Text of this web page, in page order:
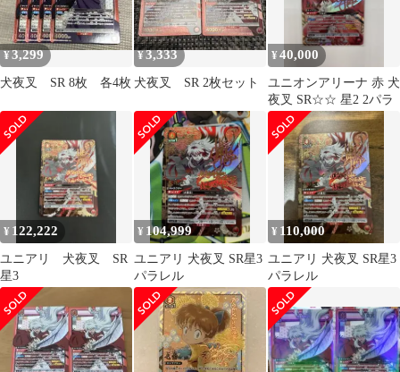
¥3,299
犬夜叉 SR 8枚 各4枚
¥3,333
犬夜叉 SR 2枚セット
¥40,000
ユニオンアリーナ 赤 犬
夜叉 SR☆☆ 星2 2パラ
¥ 122,222
ユニアリ 犬夜叉 SR
星3
¥ 104,999
ユニアリ 犬夜叉 SR星3
パラレル
¥ 110,000
ユニアリ 犬夜叉 SR星3
パラレル